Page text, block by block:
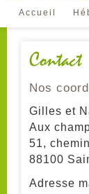
Accueil
Nos
Gilles et
Aux
51,
88100
Adresse